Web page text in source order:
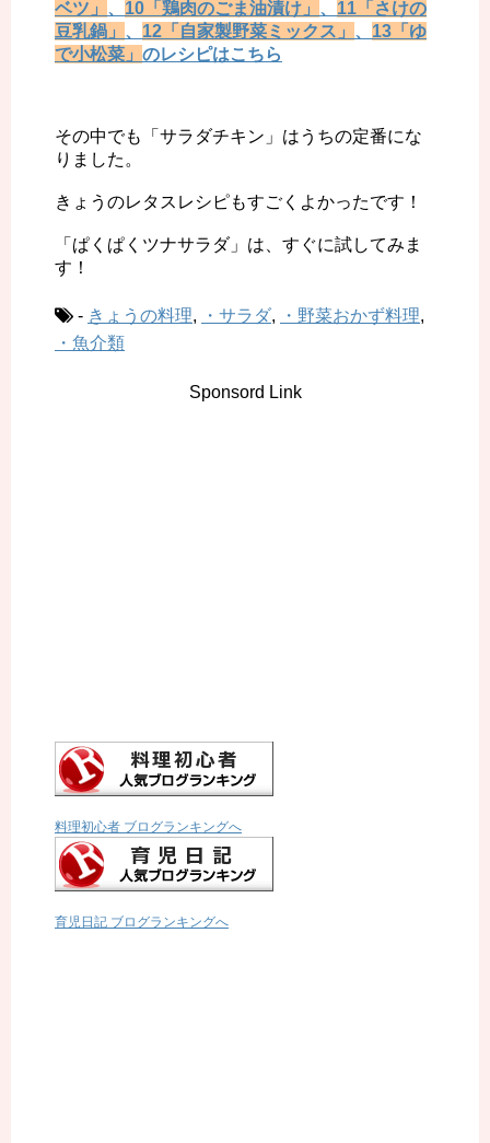
ベツ」 、 10「鶏肉のごま油漬け」 、 11「さけの
豆乳鍋」 、 12「自家製野菜ミックス」 、 13「ゆ
で小松菜」 のレシピはこちら
その中でも「サラダチキン」はうちの定番にな
りました。
きょうのレタスレシピもすごくよかったです！
「ぱくぱくツナサラダ」は、すぐに試してみま
す！
- きょうの料理, ・サラダ, ・野菜おかず料理,
・魚介類
Sponsord Link
料理初心者 ブログランキングへ
育児日記 ブログランキングへ